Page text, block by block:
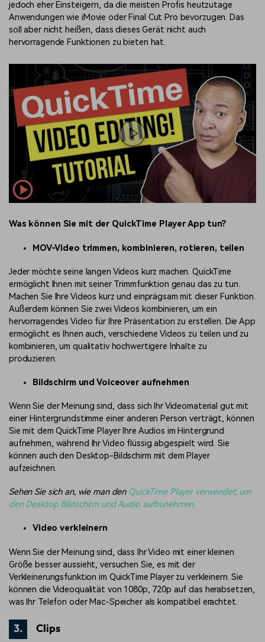
jedoch eher Einsteigern, da die meisten Profis heutzutage
Anwendungen wie iMovie oder Final Cut Pro bevorzugen. Das
soll aber nicht heißen, dass dieses Gerät nicht auch
hervorragende Funktionen zu bieten hat.
Was können Sie mit der QuickTime Player App tun?
MOV-Video trimmen, kombinieren, rotieren, teilen
Jeder möchte seine langen Videos kurz machen. QuickTime
ermöglicht Ihnen mit seiner Trimmfunktion genau das zu tun.
Machen Sie Ihre Videos kurz und einprägsam mit dieser Funktion.
Außerdem können Sie zwei Videos kombinieren, um ein
hervorragendes Video für Ihre Präsentation zu erstellen. Die App
ermöglicht es Ihnen auch, verschiedene Videos zu teilen und zu
kombinieren, um qualitativ hochwertigere Inhalte zu
produzieren.
Bildschirm und Voiceover aufnehmen
Wenn Sie der Meinung sind, dass sich Ihr Videomaterial gut mit
einer Hintergrundstimme einer anderen Person verträgt, können
Sie mit dem QuickTime Player Ihre Audios im Hintergrund
aufnehmen, während Ihr Video flüssig abgespielt wird. Sie
können auch den Desktop-Bildschirm mit dem Player
aufzeichnen.
Sehen Sie sich an, wie man den QuickTime Player verwendet, um
den Desktop Bildschirm und Audio aufzunehmen
Video verkleinern
Wenn Sie der Meinung sind, dass Ihr Video mit einer kleinen
Größe besser aussieht, versuchen Sie, es mit der
Verkleinerungsfunktion im QuickTime Player zu verkleinern. Sie
können die Videoqualität von 1080p, 720p auf das herabsetzen,
was Ihr Telefon oder Mac-Speicher als kompatibel erachtet.
3. Clips